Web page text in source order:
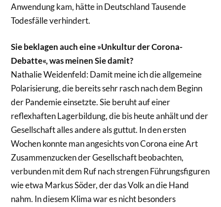
Anwendung kam, hätte in Deutschland Tausende
Todesfälle verhindert.
Sie beklagen auch eine »Unkultur der Corona-
Debatte«, was meinen Sie damit?
Nathalie Weidenfeld: Damit meine ich die allgemeine
Polarisierung, die bereits sehr rasch nach dem Beginn
der Pandemie einsetzte. Sie beruht auf einer
reflexhaften Lagerbildung, die bis heute anhält und der
Gesellschaft alles andere als guttut. In den ersten
Wochen konnte man angesichts von Corona eine Art
Zusammenzucken der Gesellschaft beobachten,
verbunden mit dem Ruf nach strengen Führungsfiguren
wie etwa Markus Söder, der das Volk an die Hand
nahm. In diesem Klima war es nicht besonders